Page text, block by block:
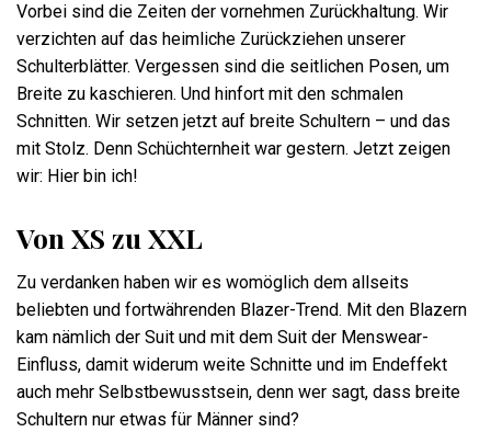
Vorbei sind die Zeiten der vornehmen Zurückhaltung. Wir
verzichten auf das heimliche Zurückziehen unserer
Schulterblätter. Vergessen sind die seitlichen Posen, um
Breite zu kaschieren. Und hinfort mit den schmalen
Schnitten. Wir setzen jetzt auf breite Schultern – und das
mit Stolz. Denn Schüchternheit war gestern. Jetzt zeigen
wir: Hier bin ich!
Von XS zu XXL
Zu verdanken haben wir es womöglich dem allseits
beliebten und fortwährenden Blazer-Trend. Mit den Blazern
kam nämlich der Suit und mit dem Suit der Menswear-
Einfluss, damit widerum weite Schnitte und im Endeffekt
auch mehr Selbstbewusstsein, denn wer sagt, dass breite
Schultern nur etwas für Männer sind?